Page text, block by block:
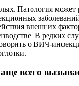
Патология может
внешних
В редких
о ВИЧ-
всего